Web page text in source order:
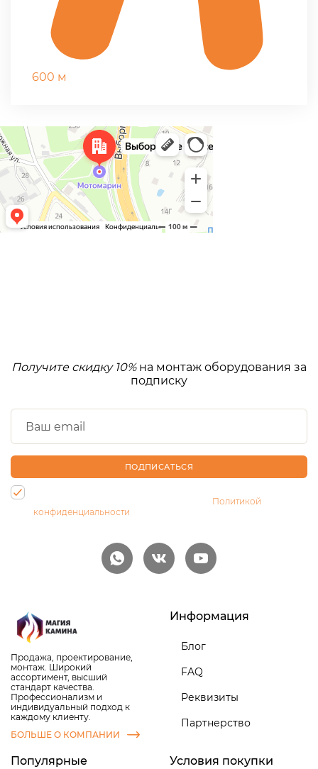
600 м
Получите скидку 10%на монтаж оборудования за
подписку
ПОДПИСАТЬСЯ
Политикой
конфиденциальности
Продажа, проектирование,
монтаж. Широкий
ассортимент, высший
стандарт качества.
Профессионализм и
индивидуальный подход к
каждому клиенту.
БОЛЬШЕ О КОМПАНИИ
Информация
Блог
FAQ
Реквизиты
Партнерство
Популярные
Условия покупки